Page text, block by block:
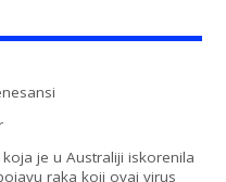
je u Australiji iskorenila
raka koji ovaj virus